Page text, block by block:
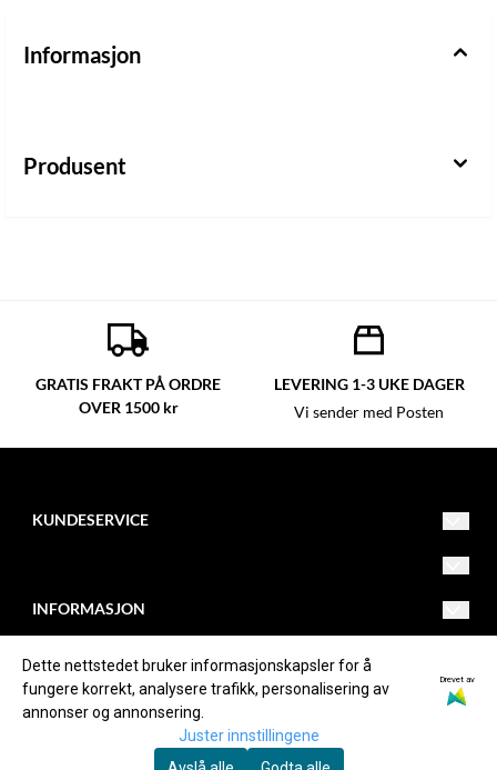
Informasjon
Produsent
GRATIS FRAKT PÅ ORDRE
OVER 1500 kr
LEVERING 1-3 UKE DAGER
Vi sender med Posten
KUNDESERVICE
33697500
Engler og pirater as
Vetsveien 644
Kontakt oss
Opprett konto
INFORMASJON
Om informasjonskapsler
Facebook
Dette nettstedet bruker informasjonskapsler for å
fungere korrekt, analysere trafikk, personalisering av
annonser og annonsering.
Drevet av
Juster innstillingene